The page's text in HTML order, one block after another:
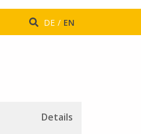
DE EN
Details